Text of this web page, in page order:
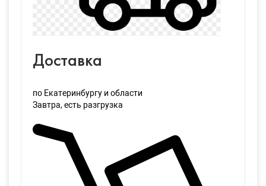
Доставка
по Екатеринбургу и области
Завтра, есть разгрузка